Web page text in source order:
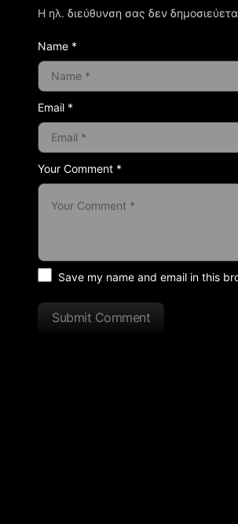
Η ηλ. διεύθυνση σας δεν
Your Comment *
Name *
Email *
Save my name and email in this
Submit Comment